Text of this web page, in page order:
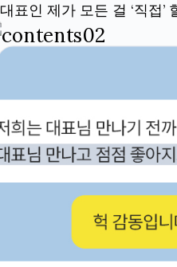
대표인 제가 모든 걸 ‘직접